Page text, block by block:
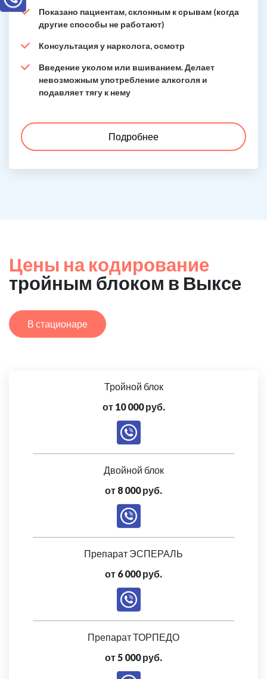
Показано пациентам, склонным к срывам (когда
другие способы не работают)
Консультация у нарколога, осмотр
Введение уколом или вшиванием. Делает
невозможным употребление алкоголя и
подавляет тягу к нему
Подробнее
Цены на кодирование
тройным блоком в Выксе
В стационаре
Тройной блок
от 10 000 руб.
Двойной блок
от 8 000 руб.
Препарат ЭСПЕРАЛЬ
от 6 000 руб.
Препарат ТОРПЕДО
от 5 000 руб.